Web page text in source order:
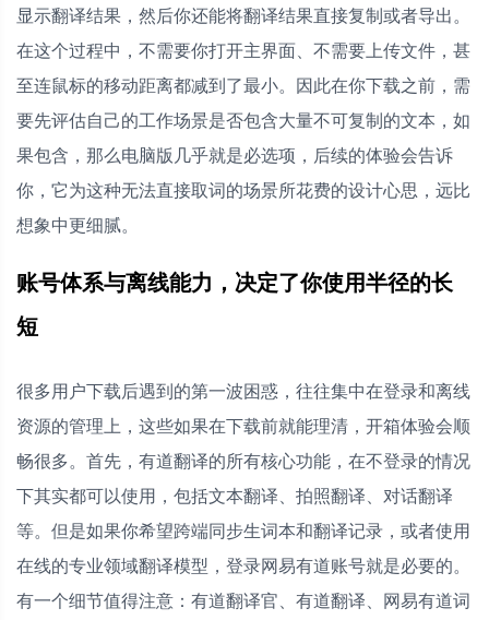
显示翻译结果，然后你还能将翻译结果直接复制或者导出。
在这个过程中，不需要你打开主界面、不需要上传文件，甚
至连鼠标的移动距离都减到了最小。因此在你下载之前，需
要先评估自己的工作场景是否包含大量不可复制的文本，如
果包含，那么电脑版几乎就是必选项，后续的体验会告诉
你，它为这种无法直接取词的场景所花费的设计心思，远比
想象中更细腻。
账号体系与离线能力，决定了你使用半径的长
短
很多用户下载后遇到的第一波困惑，往往集中在登录和离线
资源的管理上，这些如果在下载前就能理清，开箱体验会顺
畅很多。首先，有道翻译的所有核心功能，在不登录的情况
下其实都可以使用，包括文本翻译、拍照翻译、对话翻译
等。但是如果你希望跨端同步生词本和翻译记录，或者使用
在线的专业领域翻译模型，登录网易有道账号就是必要的。
有一个细节值得注意：有道翻译官、有道翻译、网易有道词